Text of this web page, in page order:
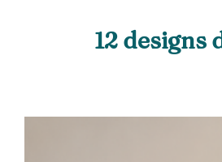
12 designs